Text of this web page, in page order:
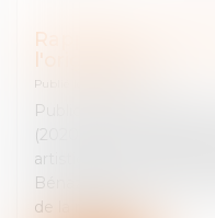
Rapport de la
l'originalité
Publié le :
Publication du Rapport
(2020) du Conseil
artistique (CSPLA),
Bénazéraf et Madame
de la mission.